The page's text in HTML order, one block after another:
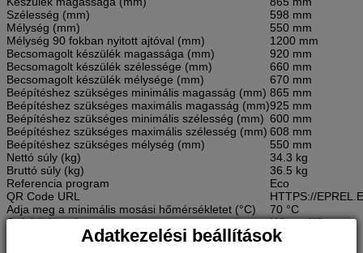
Szélesség (mm)
598 mm
Mélység (mm)
550 mm
Mélység 90 fokban nyitott ajtóval (mm)
1200 mm
Becsomagolt készülék magassága (mm)
920 mm
Becsomagolt készülék szélessége (mm)
660 mm
Becsomagolt készülék mélysége (mm)
670 mm
Beépítéshez szükséges minimális magasság (mm) 865 mm
Beépítéshez szükséges maximális magasság (mm)925 mm
Beépítéshez szükséges minimális szélesség (mm) 600 mm
Beépítéshez szükséges maximális szélesség (mm) 608 mm
Beépítéshez szükséges mélység (mm)
550 mm
Nettó súly (kg)
34.3 kg
Bruttó súly (kg)
36.5 kg
Referencia program
Eco
QR Code URL
HTTPS://
Adja meg a minimális mosási hőmérsékletet (°C)
70 °C
Szárítási rendszer
Hőcserélő
Késleltetés indítási opciók
Folyamatos
Adatkezelési beállítások